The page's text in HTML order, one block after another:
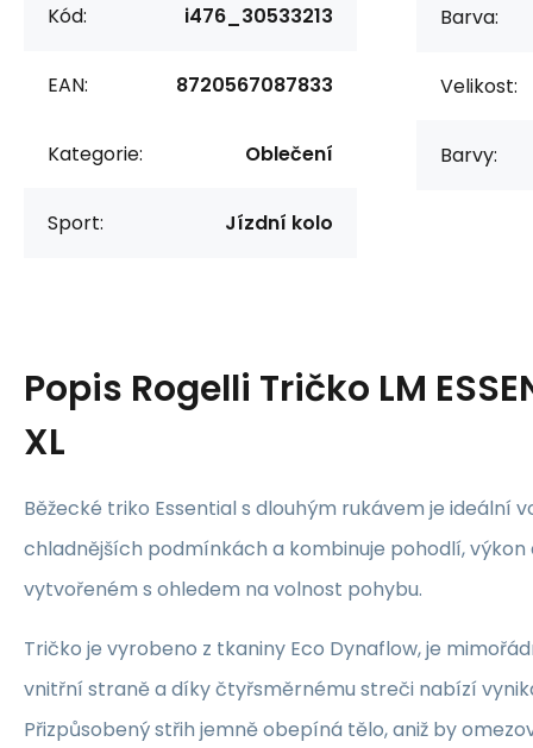
Kód: i476_30533213
EAN: 8720567087833
Kategorie: Oblečení
Sport: Jízdní kolo
Barva:
Velikost:
Barvy:
Popis Rogelli Tričko LM
XL
Běžecké triko Essential s dlouhým rukávem je ideální
chladnějších podmínkách a kombinuje pohodlí, výkon
vytvořeném s ohledem na volnost pohybu.
Tričko je vyrobeno z tkaniny Eco Dynaflow, je
vnitřní straně a díky čtyřsměrnému streči nabízí
Přizpůsobený střih jemně obepíná tělo, aniž by